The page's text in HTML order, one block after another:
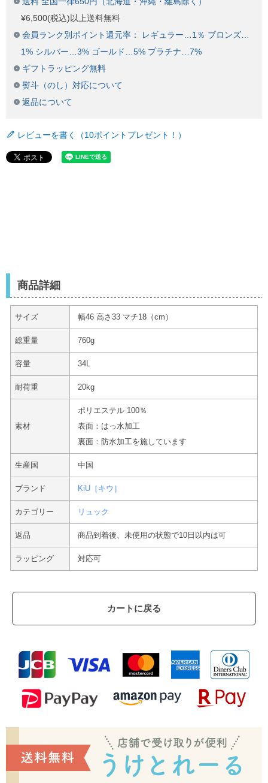
¥6,500(税込)以上送料無料
会員ランク別ポイント還元率： レギュラー…1％ ブロンズ…
1% シルバー…3% ゴールド…5% プラチナ…7%
ギフトラッピング無料
熨斗（のし）対応について
返品について
レビューを書く（10ポイントプレゼント！）
商品詳細
サイズ 幅46 高さ33 マチ18（cm）
総重量 760g
容量 34L
耐荷重 20kg
素材
ポリエステル 100％
表面：はっ水加工
裏面：防水加工を施しています
生産国 中国
ブランド KiU［キウ］
カテゴリー リュック
返品 商品到着後、未使用の状態で10日以内は可
ラッピング 対応可
カートに戻る